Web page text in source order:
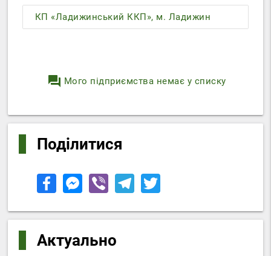
КП «Ладижинський ККП», м. Ладижин
question_answer Мого підприємства немає у списку
Поділитися
Актуально